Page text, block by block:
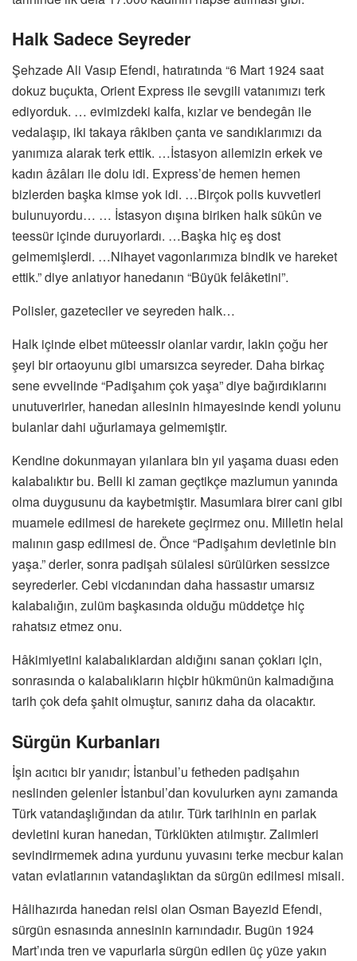
Halk Sadece Seyreder
Şehzade Ali Vasıp Efendi, hatıratında “6 Mart 1924 saat
dokuz buçukta, Orient Express ile sevgili vatanımızı terk
ediyorduk. … evimizdeki kalfa, kızlar ve bendegân ile
vedalaşıp, iki takaya râkiben çanta ve sandıklarımızı da
yanımıza alarak terk ettik. …İstasyon ailemizin erkek ve
kadın âzâları ile dolu idi. Express’de hemen hemen
bizlerden başka kimse yok idi. …Birçok polis kuvvetleri
bulunuyordu… … İstasyon dışına biriken halk sükûn ve
teessür içinde duruyorlardı. …Başka hiç eş dost
gelmemişlerdi. …Nihayet vagonlarımıza bindik ve hareket
ettik.” diye anlatıyor hanedanın “Büyük felâketini”.
Polisler, gazeteciler ve seyreden halk…
Halk içinde elbet müteessir olanlar vardır, lakin çoğu her
şeyi bir ortaoyunu gibi umarsızca seyreder. Daha birkaç
sene evvelinde “Padişahım çok yaşa” diye bağırdıklarını
unutuverirler, hanedan ailesinin himayesinde kendi yolunu
bulanlar dahi uğurlamaya gelmemiştir.
Kendine dokunmayan yılanlara bin yıl yaşama duası eden
kalabalıktır bu. Belli ki zaman geçtikçe mazlumun yanında
olma duygusunu da kaybetmiştir. Masumlara birer cani gibi
muamele edilmesi de harekete geçirmez onu. Milletin helal
malının gasp edilmesi de. Önce “Padişahım devletinle bin
yaşa.” derler, sonra padişah sülalesi sürülürken sessizce
seyrederler. Cebi vicdanından daha hassastır umarsız
kalabalığın, zulüm başkasında olduğu müddetçe hiç
rahatsız etmez onu.
Hâkimiyetini kalabalıklardan aldığını sanan çokları için,
sonrasında o kalabalıkların hiçbir hükmünün kalmadığına
tarih çok defa şahit olmuştur, sanırız daha da olacaktır.
Sürgün Kurbanları
İşin acıtıcı bir yanıdır; İstanbul’u fetheden padişahın
neslinden gelenler İstanbul’dan kovulurken aynı zamanda
Türk vatandaşlığından da atılır. Türk tarihinin en parlak
devletini kuran hanedan, Türklükten atılmıştır. Zalimleri
sevindirmemek adına yurdunu yuvasını terke mecbur kalan
vatan evlatlarının vatandaşlıktan da sürgün edilmesi misali.
Hâlihazırda hanedan reisi olan Osman Bayezid Efendi,
sürgün esnasında annesinin karnındadır. Bugün 1924
Mart’ında tren ve vapurlarla sürgün edilen üç yüze yakın